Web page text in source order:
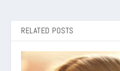
RELATED POSTS